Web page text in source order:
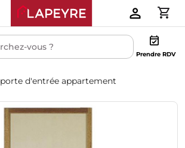
Prendre RDV
d'entrée appartement